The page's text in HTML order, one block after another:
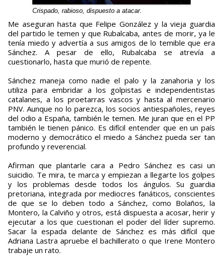
Crispado, rabioso, dispuesto a atacar.
Me aseguran hasta que Felipe González y la vieja guardia
del partido le temen y que Rubalcaba, antes de morir, ya le
tenía miedo y advertía a sus amigos de lo temible que era
Sánchez. A pesar de ello, Rubalcaba se atrevía a
cuestionarlo, hasta que murió de repente.
Sánchez maneja como nadie el palo y la zanahoria y los
utiliza para embridar a los golpistas e independentistas
catalanes, a los proetarras vascos y hasta al mercenario
PNV. Aunque no lo parezca, los socios antiespañoles, reyes
del odio a España, también le temen. Me juran que en el PP
también le tienen pánico. Es difícil entender que en un país
moderno y democrático el miedo a Sánchez pueda ser tan
profundo y reverencial.
Afirman que plantarle cara a Pedro Sánchez es casi un
suicidio. Te mira, te marca y empiezan a llegarte los golpes
y los problemas desde todos los ángulos. Su guardia
pretoriana, integrada por mediocres fanáticos, conscientes
de que se lo deben todo a Sánchez, como Bolaños, la
Montero, la Calviño y otros, está dispuesta a acosar, herir y
ejecutar a los que cuestionan el poder del líder supremo.
Sacar la espada delante de Sánchez es más difícil que
Adriana Lastra apruebe el bachillerato o que Irene Montero
trabaje un rato.